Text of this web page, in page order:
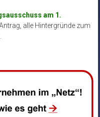
am 1.
alle Hintergründe zum